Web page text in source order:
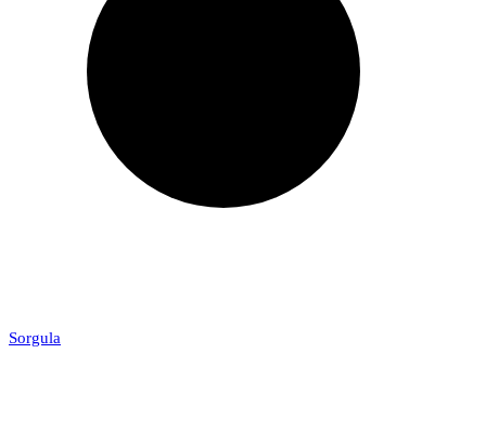
Sorgula